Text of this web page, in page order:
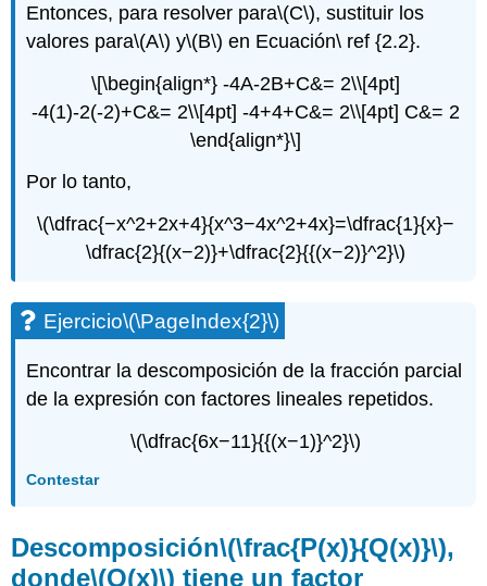
Entonces, para resolver para\(C\), sustituir los
valores para\(A\) y\(B\) en Ecuación\ ref {2.2}.
\[\begin{align*} -4A-2B+C&= 2\\[4pt]
-4(1)-2(-2)+C&= 2\\[4pt] -4+4+C&= 2\\[4pt] C&= 2
\end{align*}\]
Por lo tanto,
\(\dfrac{−x^2+2x+4}{x^3−4x^2+4x}=\dfrac{1}{x}−
\dfrac{2}{(x−2)}+\dfrac{2}{{(x−2)}^2}\)
Ejercicio\(\PageIndex{2}\)
Encontrar la descomposición de la fracción parcial
de la expresión con factores lineales repetidos.
\(\dfrac{6x−11}{{(x−1)}^2}\)
Contestar
Descomposición\(\frac{P(x)}{Q(x)}\),
donde\(Q(x)\) tiene un factor